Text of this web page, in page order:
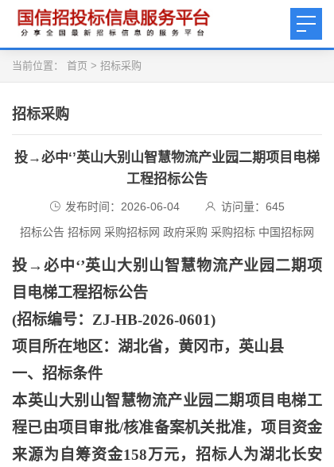
当前位置： 首页 > 招标采购
招标采购
投→必中‘’英山大别山智慧物流产业园二期项目电梯
工程招标公告
发布时间：2026-06-04 访问量： 645
招标公告 招标网 采购招标网 政府采购 采购招标 中国招标网
投→必中‘’英山大别山智慧物流产业园二期项
目电梯工程招标公告
(招标编号：ZJ-HB-2026-0601)
项目所在地区：湖北省，黄冈市，英山县
一、招标条件
本英山大别山智慧物流产业园二期项目电梯工
程已由项目审批/核准备案机关批准，项目资金
来源为自筹资金158万元，招标人为湖北长安